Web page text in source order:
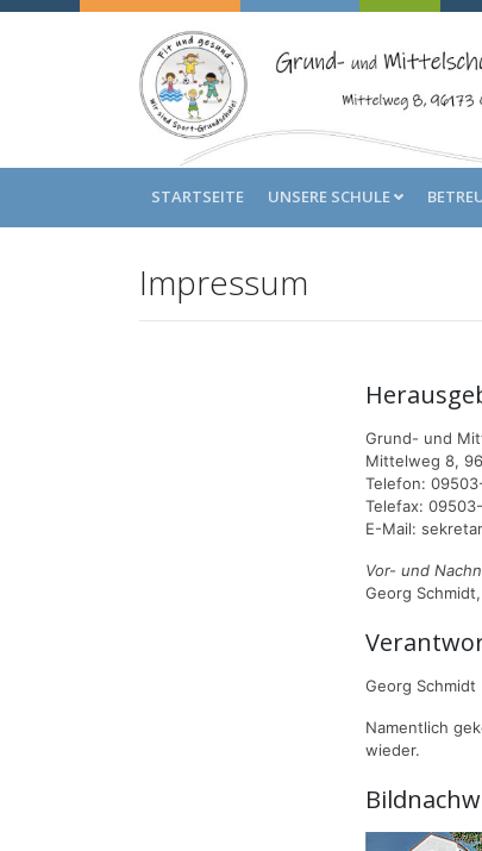
STARTSEITE UNSERE SCHULE
Impressum
Grund- und
Mittelweg 8,
Telefon:
Telefax:
E-Mail:
Vor- und
Georg
Georg
Namentlich
wieder.